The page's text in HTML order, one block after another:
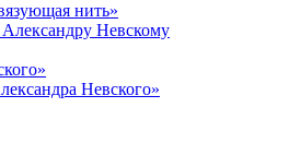
нить»
Невскому
Невского»